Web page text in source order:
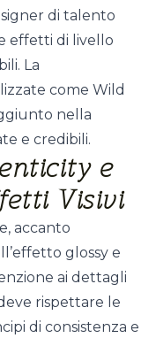
di talento
effetti di livello
La
come Wild
nella
e credibili.
e
Visivi
accanto
glossy e
ai dettagli
rispettare le
di consistenza e